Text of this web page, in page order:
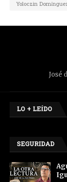
Yoloczin
José
LO + LEÍDO
SEGURIDAD